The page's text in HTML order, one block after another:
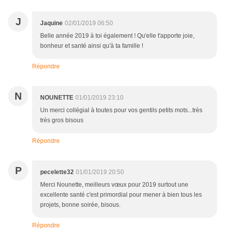
J Jaquine 02/01/2019 06:50
Belle année 2019 à toi également ! Qu'elle t'apporte joie,
bonheur et santé ainsi qu'à ta famille !
Répondre
N NOUNETTE 01/01/2019 23:10
Un merci collégial à toutes pour vos gentils petits mots...très
très gros bisous
Répondre
P pecelette32 01/01/2019 20:50
Merci Nounette, meilleurs vœux pour 2019 surtout une
excellente santé c'est primordial pour mener à bien tous les
projets, bonne soirée, bisous.
Répondre